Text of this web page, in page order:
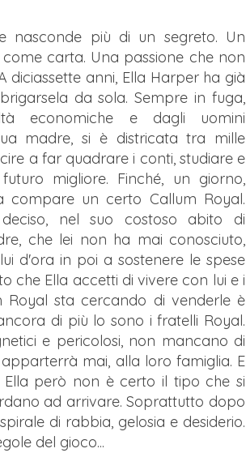
nasconde più di un segreto. Un
carta. Una passione che non
diciassette anni, Ella Harper ha già
da sola. Sempre in fuga,
economiche e dagli uomini
madre, si è districata tra mille
a far quadrare i conti, studiare e
migliore. Finché, un giorno,
compare un certo Callum Royal.
nel suo costoso abito di
che lei non ha mai conosciuto,
d'ora in poi a sostenere le spese
che Ella accetti di vivere con lui e i
Royal sta cercando di venderle è
di più lo sono i fratelli Royal.
e pericolosi, non mancano di
mai, alla loro famiglia. E
però non è certo il tipo che si
ad arrivare. Soprattutto dopo
di rabbia, gelosia e desiderio.
del gioco...